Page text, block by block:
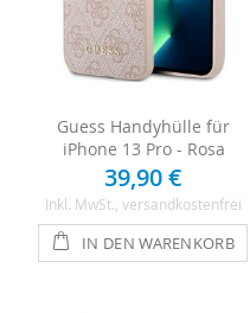
Guess Handyhülle für
iPhone 13 Pro - Rosa
39,90 €
Inkl. MwSt., versandkostenfrei
IN DEN WARENKORB